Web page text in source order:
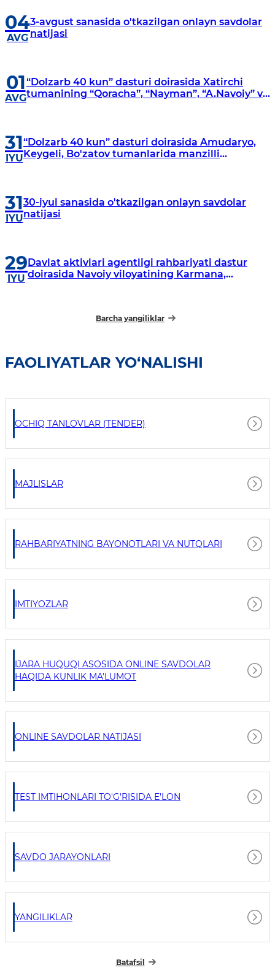
04
AVG
3-avgust sanasida o'tkazilgan onlayn savdolar
natijasi
01
AVG
“Dolzarb 40 kun” dasturi doirasida Xatirchi
tumanining “Qoracha”, “Nayman”, “A.Navoiy” va
31
IYU
“Dolzarb 40 kun” dasturi doirasida Amudaryo,
Keygeli, Bo'zatov tumanlarida manzilli
31
IYU
30-iyul sanasida o'tkazilgan onlayn savdolar
natijasi
29
IYU
Davlat aktivlari agentligi rahbariyati dastur
doirasida Navoiy viloyatining Karmana,
Barcha yangiliklar
FAOLIYATLAR YO‘NALISHI
OCHIQ TANLOVLAR (TENDER)
MAJLISLAR
RAHBARIYATNING BAYONOTLARI VA NUTQLARI
IMTIYOZLAR
IJARA HUQUQI ASOSIDA ONLINE SAVDOLAR
HAQIDA KUNLIK MA'LUMOT
ONLINE SAVDOLAR NATIJASI
TEST IMTIHONLARI TO'G'RISIDA E'LON
SAVDO JARAYONLARI
YANGILIKLAR
Batafsil